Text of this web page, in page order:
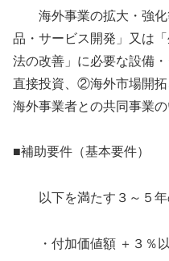
海外事業の拡大・強化
品・サービス開発」又は
法の改善」に必要な設備
直接投資、②海外市場開
海外事業者との共同事業
■補助要件（基本要件）
以下を満たす３～５年
・付加価値額 ＋３％